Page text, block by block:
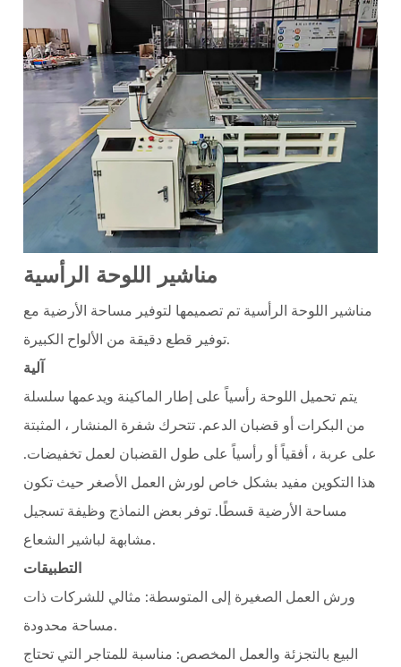
مناشير اللوحة الرأسية
مناشير اللوحة الرأسية تم تصميمها لتوفير مساحة الأرضية مع
توفير قطع دقيقة من الألواح الكبيرة.
آلية
يتم تحميل اللوحة رأسياً على إطار الماكينة ويدعمها سلسلة
من البكرات أو قضبان الدعم. تتحرك شفرة المنشار ، المثبتة
على عربة ، أفقياً أو رأسياً على طول القضبان لعمل تخفيضات.
هذا التكوين مفيد بشكل خاص لورش العمل الأصغر حيث تكون
مساحة الأرضية قسطًا. توفر بعض النماذج وظيفة تسجيل
مشابهة لباشير الشعاع.
التطبيقات
ورش العمل الصغيرة إلى المتوسطة: مثالي للشركات ذات
مساحة محدودة.
البيع بالتجزئة والعمل المخصص: مناسبة للمتاجر التي تحتاج